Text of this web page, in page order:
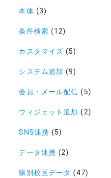
本体 (3)
条件検索 (12)
カスタマイズ (5)
システム追加 (9)
会員・メール配信 (5)
ウィジェット追加 (2)
SNS連携 (5)
データ連携 (2)
県別校区データ (47)